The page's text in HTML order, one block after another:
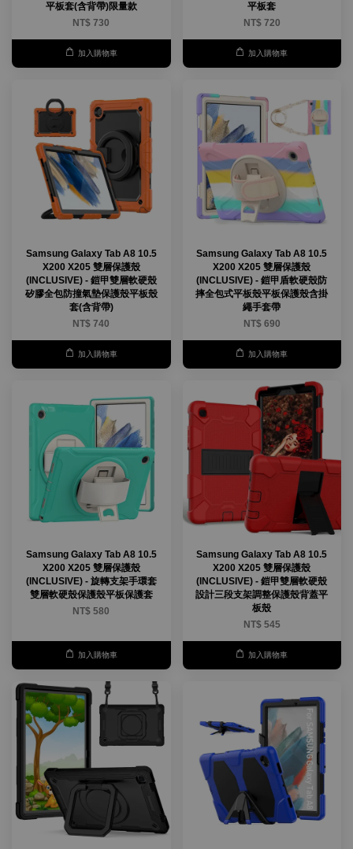
平板套(含背帶)限量款
NT$ 730
加入購物車
平板套
NT$ 720
加入購物車
Samsung Galaxy Tab A8 10.5
X200 X205 雙層保護殼
(INCLUSIVE) - 鎧甲雙層軟硬殼
矽膠全包防撞氣墊保護殼平板殼
套(含背帶)
NT$ 740
加入購物車
Samsung Galaxy Tab A8 10.5
X200 X205 雙層保護殼
(INCLUSIVE) - 鎧甲盾軟硬殼防
摔全包式平板殼平板保護殼含掛
繩手套帶
NT$ 690
加入購物車
Samsung Galaxy Tab A8 10.5
X200 X205 雙層保護殼
(INCLUSIVE) - 旋轉支架手環套
雙層軟硬殼保護殼平板保護套
NT$ 580
加入購物車
Samsung Galaxy Tab A8 10.5
X200 X205 雙層保護殼
(INCLUSIVE) - 鎧甲雙層軟硬殼
設計三段支架調整保護殼背蓋平
板殼
NT$ 545
加入購物車